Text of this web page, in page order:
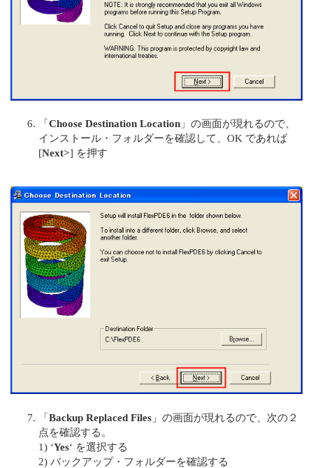
「Choose Destination Location 」の画面が現れるので、
インストール・フォルダーを確認して、OK であれば
[Next>] を押す
「Backup Replaced Files 」の画面が現れるので、次の２
点を確認する。
1) ‘Yes‘ を選択する
2) バックアップ・フォルダーを確認する